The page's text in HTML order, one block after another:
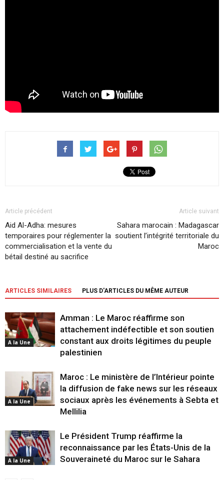
Article précédent
Aid Al-Adha: mesures
temporaires pour réglementer la
commercialisation et la vente du
bétail destiné au sacrifice
Article suivant
Sahara marocain : Madagascar
soutient l’intégrité territoriale du
Maroc
ARTICLES SIMILAIRES PLUS D'ARTICLES DU MÊME AUTEUR
A la Une
Amman : Le Maroc réaffirme son
attachement indéfectible et son soutien
constant aux droits légitimes du peuple
palestinien
A la Une
Maroc : Le ministère de l’Intérieur pointe
la diffusion de fake news sur les réseaux
sociaux après les événements à Sebta et
Mellilia
A la Une
Le Président Trump réaffirme la
reconnaissance par les États-Unis de la
Souveraineté du Maroc sur le Sahara